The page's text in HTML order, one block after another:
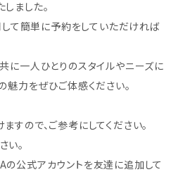
ました。
て簡単に予約をしていただければ
に一人ひとりのスタイルやニーズに
魅力をぜひご体感ください。
すので、ご参考にしてください。
い。
の公式アカウントを友達に追加して